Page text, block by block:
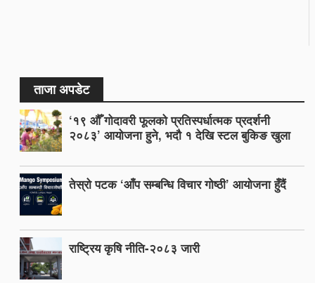
ताजा अपडेट
‘१९ औँ गोदावरी फूलको प्रतिस्पर्धात्मक प्रदर्शनी
२०८३’ आयोजना हुने, भदौ १ देखि स्टल बुकिङ खुला
तेस्रो पटक ‘आँप सम्बन्धि विचार गोष्ठी’ आयोजना हुँदैं
राष्ट्रिय कृषि नीति-२०८३ जारी